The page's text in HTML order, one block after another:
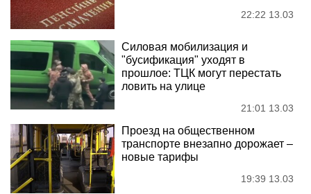
22:22 13.03
Силовая мобилизация и
"бусификация" уходят в
прошлое: ТЦК могут перестать
ловить на улице
21:01 13.03
Проезд на общественном
транспорте внезапно дорожает –
новые тарифы
19:39 13.03